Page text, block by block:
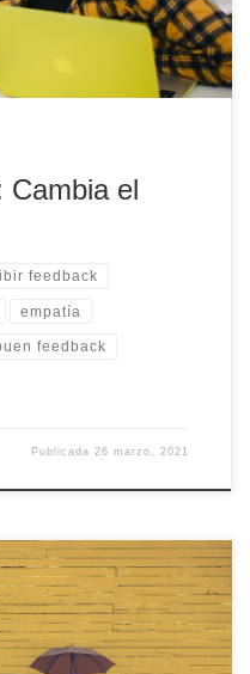
Cambia el
feedback
empatía
feedback
Publicada26 marzo, 2021